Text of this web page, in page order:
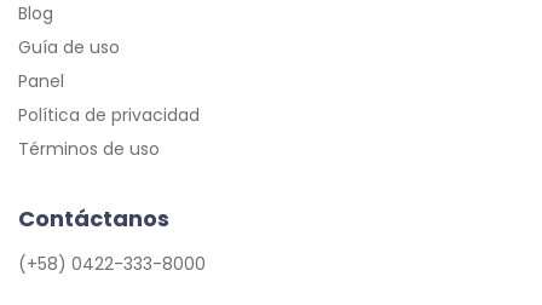
Blog
Guía de uso
Panel
Política de privacidad
Términos de uso
Contáctanos
(+58) 0422-333-8000